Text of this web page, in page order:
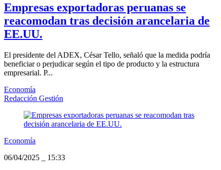
Empresas exportadoras peruanas se
reacomodan tras decisión arancelaria de
EE.UU.
El presidente del ADEX, César Tello, señaló que la medida podría
beneficiar o perjudicar según el tipo de producto y la estructura
empresarial. P...
Economía
Redacción Gestión
Economía
06/04/2025
15:33